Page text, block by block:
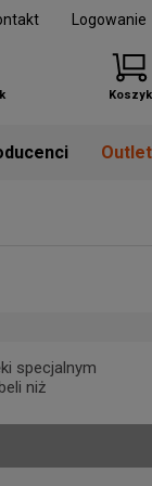
Logowanie
Koszyk
Outlet
specjalnym
niż